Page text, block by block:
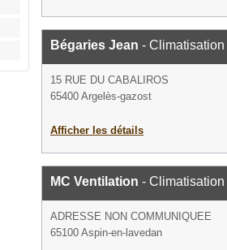
Bégaries Jean - Climatisation
15 RUE DU CABALIROS
65400 Argelès-gazost
Afficher les détails
MC Ventilation - Climatisation
ADRESSE NON COMMUNIQUEE
65100 Aspin-en-lavedan